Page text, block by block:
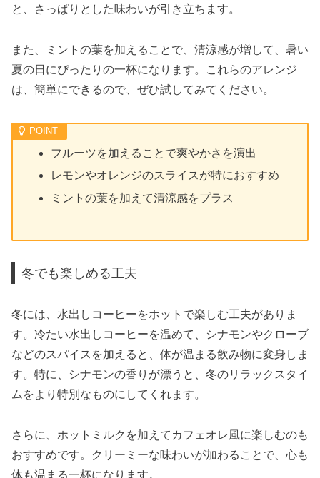
と、さっぱりとした味わいが引き立ちます。
また、ミントの葉を加えることで、清涼感が増して、暑い
夏の日にぴったりの一杯になります。これらのアレンジ
は、簡単にできるので、ぜひ試してみてください。
フルーツを加えることで爽やかさを演出
レモンやオレンジのスライスが特におすすめ
ミントの葉を加えて清涼感をプラス
冬でも楽しめる工夫
冬には、水出しコーヒーをホットで楽しむ工夫がありま
す。冷たい水出しコーヒーを温めて、シナモンやクローブ
などのスパイスを加えると、体が温まる飲み物に変身しま
す。特に、シナモンの香りが漂うと、冬のリラックスタイ
ムをより特別なものにしてくれます。
さらに、ホットミルクを加えてカフェオレ風に楽しむのも
おすすめです。クリーミーな味わいが加わることで、心も
体も温まる一杯になります。